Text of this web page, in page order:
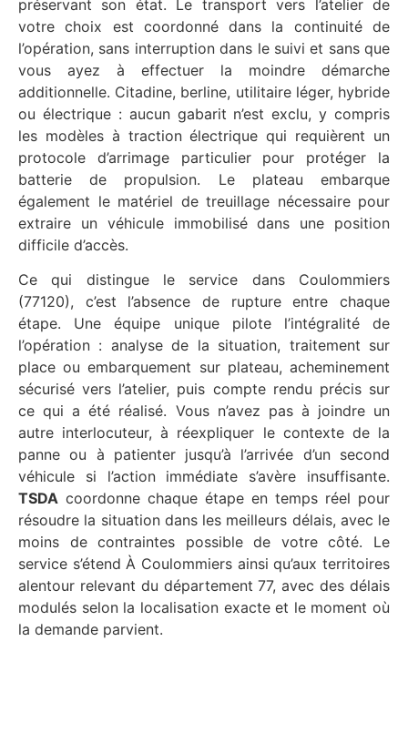
préservant son état. Le transport vers l’atelier de
votre choix est coordonné dans la continuité de
l’opération, sans interruption dans le suivi et sans que
vous ayez à effectuer la moindre démarche
additionnelle. Citadine, berline, utilitaire léger, hybride
ou électrique : aucun gabarit n’est exclu, y compris
les modèles à traction électrique qui requièrent un
protocole d’arrimage particulier pour protéger la
batterie de propulsion. Le plateau embarque
également le matériel de treuillage nécessaire pour
extraire un véhicule immobilisé dans une position
difficile d’accès.
Ce qui distingue le service dans Coulommiers
(77120), c’est l’absence de rupture entre chaque
étape. Une équipe unique pilote l’intégralité de
l’opération : analyse de la situation, traitement sur
place ou embarquement sur plateau, acheminement
sécurisé vers l’atelier, puis compte rendu précis sur
ce qui a été réalisé. Vous n’avez pas à joindre un
autre interlocuteur, à réexpliquer le contexte de la
panne ou à patienter jusqu’à l’arrivée d’un second
véhicule si l’action immédiate s’avère insuffisante.
TSDA coordonne chaque étape en temps réel pour
résoudre la situation dans les meilleurs délais, avec le
moins de contraintes possible de votre côté. Le
service s’étend À Coulommiers ainsi qu’aux territoires
alentour relevant du département 77, avec des délais
modulés selon la localisation exacte et le moment où
la demande parvient.